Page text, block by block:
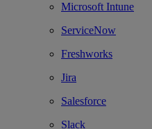
Microsoft Intune
ServiceNow
Freshworks
Jira
Salesforce
Slack